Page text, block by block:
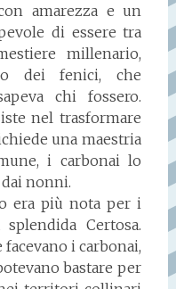
amarezza e un
di essere tra
millenario,
dei fenici, che
chi fossero.
nel trasformare
una maestria
i carbonai lo
nonni.
era più nota per i
Certosa.
i carbonai,
bastare per